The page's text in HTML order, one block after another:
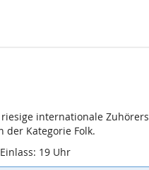
internationale
der Kategorie Folk.
19 Uhr